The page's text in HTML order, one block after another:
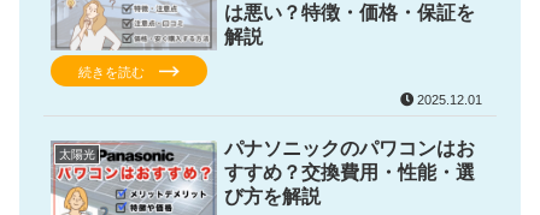
は悪い？特徴・価格・保証を
解説
続きを読む
2025.12.01
太陽光
パナソニックのパワコンはお
すすめ？交換費用・性能・選
び方を解説